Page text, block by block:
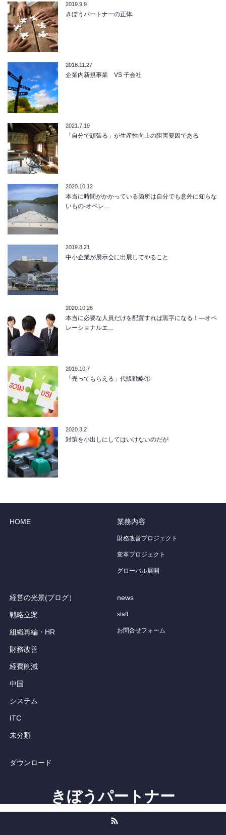
2019.9.9
きぼうパートナーの正体
2018.11.27
企業内新規事業 VS 子会社
2021.7.19
「自分で頑張る」が生産性向上の阻害要因である
2020.10.12
本当に時間がかかっている箇所は自分でも意外に知らな
いもの-オペレ…
2019.8.21
中小企業が展示会に出展してやること
2020.10.26
本当に必要な人員だけを配置すれば黒字になる！―オペ
レーショナルエ…
2019.10.7
「売ってもらえる」代販戦略①
2020.3.2
対策を小出しにしてはいけないのだが
HOME 業務内容
財務改善プロジェクト
変革プロジェクト
グローバル展開
経営の光景(ブログ）
戦略立案
組織再編・HR
財務改善
経費削減
中国
システム
ITC
未分類
news
staff
お問合せフォーム
ダウンロード
きぼうパートナー